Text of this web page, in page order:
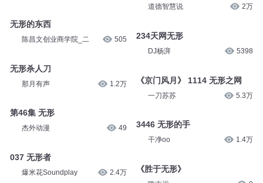
无形的东西
陈昌文创业商学院_二 505
无形杀人刀
那月有声 1.2万
第46集 无形
杰外动漫 49
037 无形者
爆米花Soundplay 2.4万
道德智慧说 2万
234天网无形
DJ杨湃 5398
《京门风月》 1114 无形之网
一刀苏苏 5.3万
3446 无形的手
干净oo 1.4万
《胜于无形》